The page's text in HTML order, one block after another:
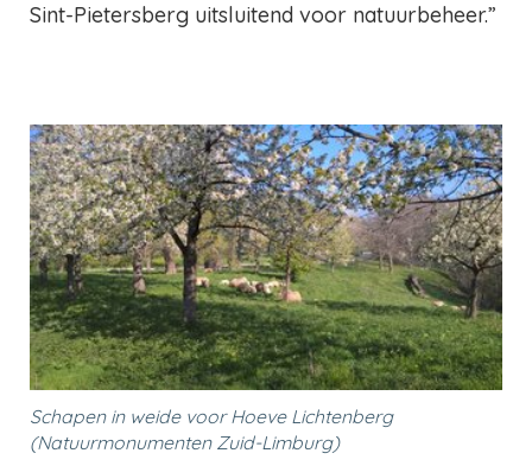
Sint-Pietersberg uitsluitend voor natuurbeheer.”
Schapen in weide voor Hoeve Lichtenberg
(Natuurmonumenten Zuid-Limburg)